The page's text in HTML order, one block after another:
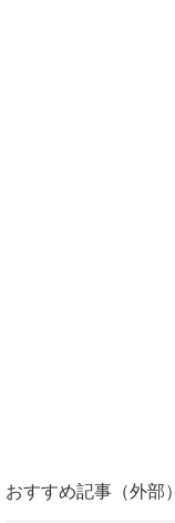
おすすめ記事（外部）